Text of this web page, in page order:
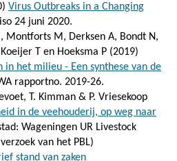
Virus Outbreaks in a Changing
24 juni 2020.
Montforts M, Derksen A, Bondt N,
T en Hoeksma P (2019)
in het milieu - Een synthese van de
rapportno. 2019-26.
T. Kimman & P. Vriesekoop
in de veehouderij, op weg naar
Wageningen UR Livestock
van het PBL)
stand van zaken